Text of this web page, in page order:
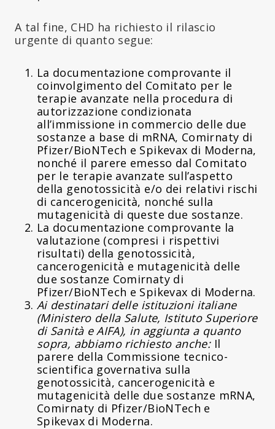
A tal fine, CHD ha richiesto il rilascio
urgente di quanto segue:
La documentazione comprovante il
coinvolgimento del Comitato per le
terapie avanzate nella procedura di
autorizzazione condizionata
all’immissione in commercio delle due
sostanze a base di mRNA, Comirnaty di
Pfizer/BioNTech e Spikevax di Moderna,
nonché il parere emesso dal Comitato
per le terapie avanzate sull’aspetto
della genotossicità e/o dei relativi rischi
di cancerogenicità, nonché sulla
mutagenicità di queste due sostanze.
La documentazione comprovante la
valutazione (compresi i rispettivi
risultati) della genotossicità,
cancerogenicità e mutagenicità delle
due sostanze Comirnaty di
Pfizer/BioNTech e Spikevax di Moderna.
Ai destinatari delle istituzioni italiane
(Ministero della Salute, Istituto Superiore
di Sanità e AIFA), in aggiunta a quanto
sopra, abbiamo richiesto anche:Il
parere della Commissione tecnico-
scientifica governativa sulla
genotossicità, cancerogenicità e
mutagenicità delle due sostanze mRNA,
Comirnaty di Pfizer/BioNTech e
Spikevax di Moderna.